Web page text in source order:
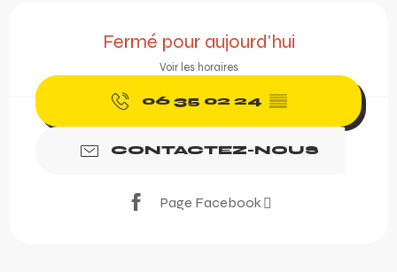
Fermé pour aujourd'hui
Voir les horaires
06 35 02 24 ▒▒
CONTACTEZ-NOUS
Page Facebook